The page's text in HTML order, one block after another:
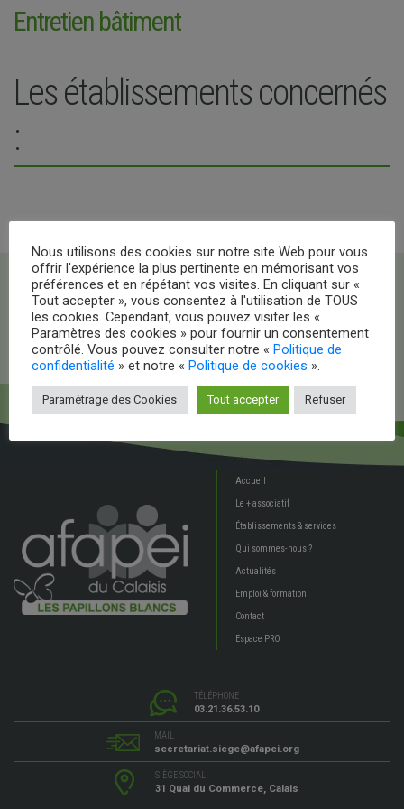
Entretien bâtiment
Les établissements concernés
:
Accueil
Le + associatif
Établissements & services
Qui sommes-nous ?
Actualités
Emploi & formation
Contact
Espace PRO
TÉLÉPHONE
03.21.36.53.10
MAIL
secretariat.siege@afapei.org
SIÈGE SOCIAL
31 Quai du Commerce, Calais
Nous utilisons des cookies sur notre site Web pour vous
offrir l'expérience la plus pertinente en mémorisant vos
préférences et en répétant vos visites. En cliquant sur «
Tout accepter », vous consentez à l'utilisation de TOUS
les cookies. Cependant, vous pouvez visiter les «
Paramètres des cookies » pour fournir un consentement
contrôlé. Vous pouvez consulter notre « Politique de
confidentialité » et notre « Politique de cookies ».
Paramètrage des Cookies Tout accepter Refuser